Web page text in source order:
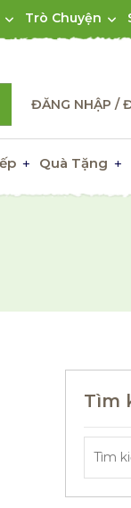
Trò Chuyện
ĐĂNG NHẬP /
Quà Tặng
Tìm